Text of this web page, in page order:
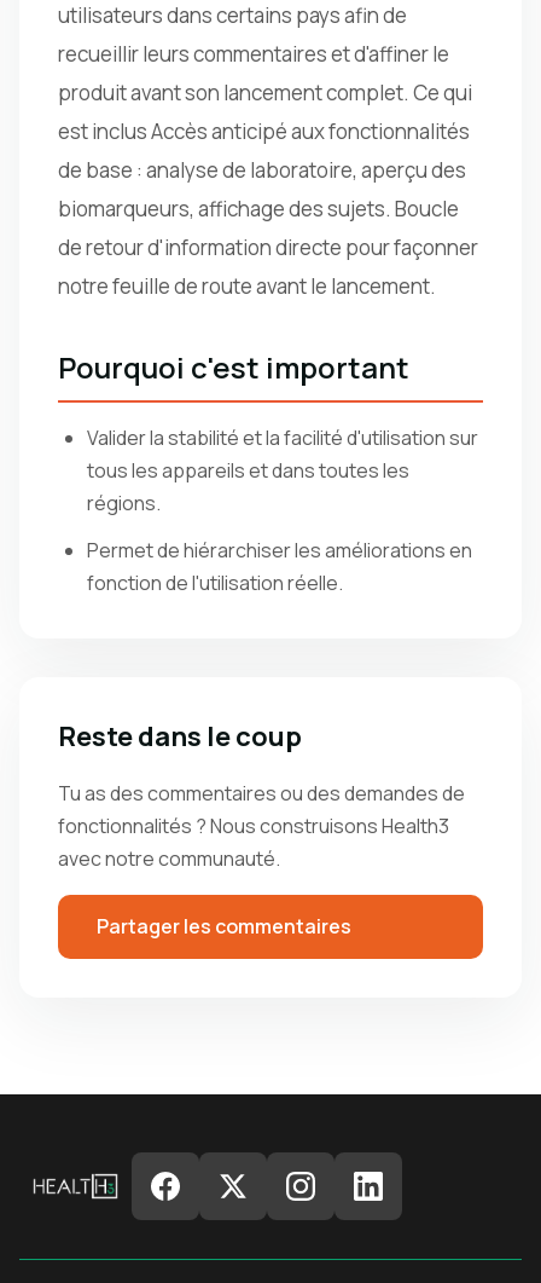
utilisateurs dans certains pays afin de
recueillir leurs commentaires et d'affiner le
produit avant son lancement complet. Ce qui
est inclus Accès anticipé aux fonctionnalités
de base : analyse de laboratoire, aperçu des
biomarqueurs, affichage des sujets. Boucle
de retour d'information directe pour façonner
notre feuille de route avant le lancement.
Pourquoi c'est important
Valider la stabilité et la facilité d'utilisation sur
tous les appareils et dans toutes les
régions.
Permet de hiérarchiser les améliorations en
fonction de l'utilisation réelle.
Reste dans le coup
Tu as des commentaires ou des demandes de
fonctionnalités ? Nous construisons Health3
avec notre communauté.
Partager les commentaires